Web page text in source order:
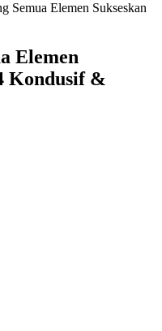
Semua Elemen Sukseskan
Elemen
Kondusif &